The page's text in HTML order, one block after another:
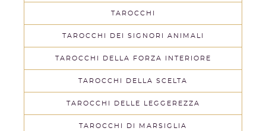
TAROCCHI
TAROCCHI DEI SIGNORI ANIMALI
TAROCCHI DELLA FORZA INTERIORE
TAROCCHI DELLA SCELTA
TAROCCHI DELLE LEGGEREZZA
TAROCCHI DI MARSIGLIA